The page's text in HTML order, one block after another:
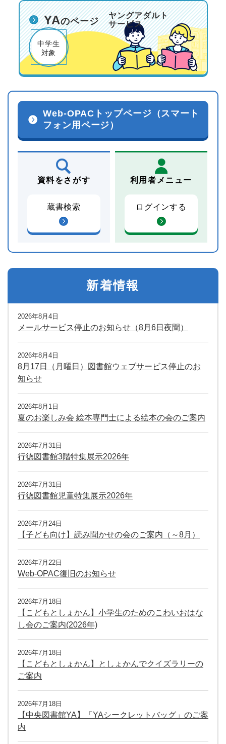
YAのページ
ヤングアダルト
サービス
中学生
対象
Web-OPACトップページ（スマート
フォン用ページ）
資料をさがす
蔵書検索
利用者メニュー
ログインする
新着情報
2026年8月4日
メールサービス停止のお知らせ（8月6日夜間）
2026年8月4日
8月17日（月曜日）図書館ウェブサービス停止のお
知らせ
2026年8月1日
夏のお楽しみ会 絵本専門士による絵本の会のご案内
2026年7月31日
行徳図書館3階特集展示2026年
2026年7月31日
行徳図書館児童特集展示2026年
2026年7月24日
【子ども向け】読み聞かせの会のご案内（～8月）
2026年7月22日
Web-OPAC復旧のお知らせ
2026年7月18日
【こどもとしょかん】小学生のためのこわいおはな
し会のご案内(2026年)
2026年7月18日
【こどもとしょかん】としょかんでクイズラリーの
ご案内
2026年7月18日
【中央図書館YA】「YAシークレットバッグ」のご案
内